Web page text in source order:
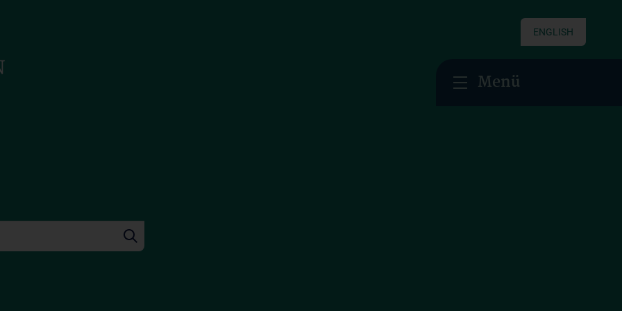
ENGLISH
Menü